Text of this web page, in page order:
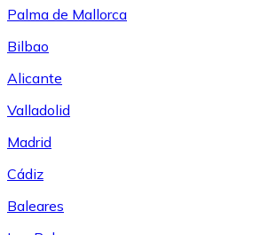
Palma de Mallorca
Bilbao
Alicante
Valladolid
Madrid
Cádiz
Baleares